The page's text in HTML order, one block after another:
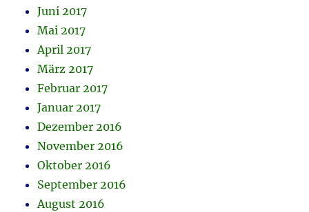
Juni 2017
Mai 2017
April 2017
März 2017
Februar 2017
Januar 2017
Dezember 2016
November 2016
Oktober 2016
September 2016
August 2016